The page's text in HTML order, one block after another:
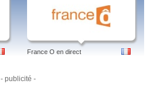
France O en direct
- publicité -